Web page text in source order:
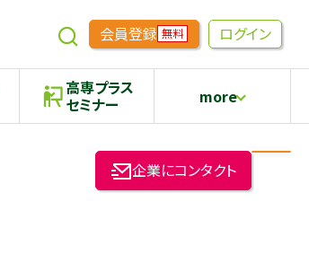
会員登録 無料 ログイン
高専プラス
セミナー more
高専生コミュニティめもらす
本科5年生・専攻科2年生向け
企業にコンタクト